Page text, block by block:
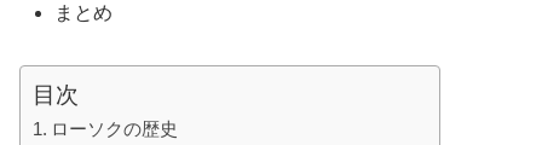
まとめ
目次
ローソクの歴史